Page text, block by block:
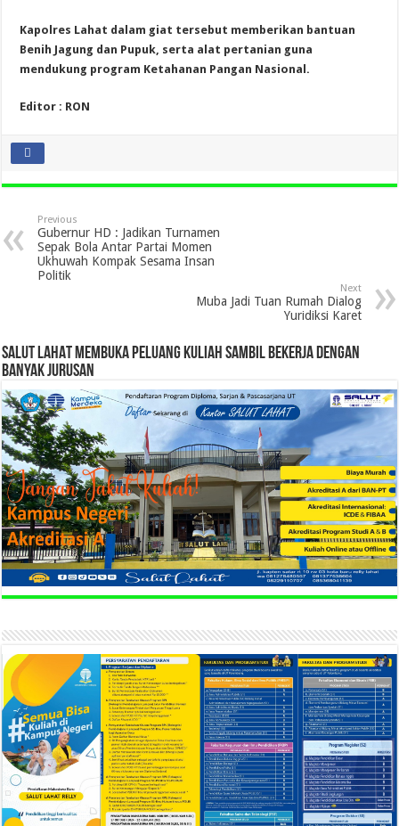
Kapolres Lahat dalam giat tersebut memberikan bantuan
Benih Jagung dan Pupuk, serta alat pertanian guna
mendukung program Ketahanan Pangan Nasional.
Editor : RON
Previous
Gubernur HD : Jadikan Turnamen
Sepak Bola Antar Partai Momen
Ukhuwah Kompak Sesama Insan
Politik
Next
Muba Jadi Tuan Rumah Dialog
Yuridiksi Karet
SALUT LAHAT MEMBUKA PELUANG KULIAH SAMBIL BEKERJA DENGAN
BANYAK JURUSAN